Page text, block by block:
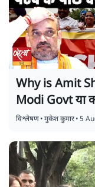
Why is Amit
Modi Govt या
विश्लेषण•मुकेश कुमार•5